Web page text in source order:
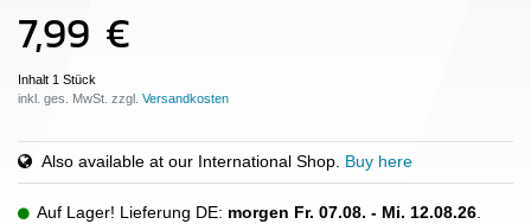
7,99 €
Inhalt 1 Stück
inkl. ges. MwSt. zzgl.
Also available at our International Shop. Buy here
Auf Lager! Lieferung DE: morgen Fr. 07.08. - Mi. 12.08.26.